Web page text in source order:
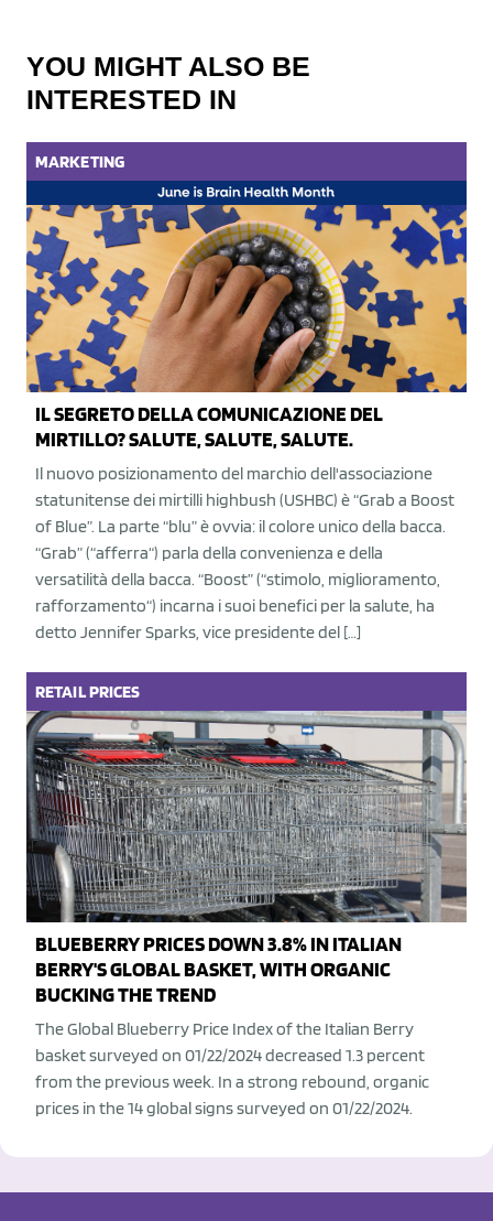
YOU MIGHT ALSO BE
INTERESTED IN
MARKETING
IL SEGRETO DELLA COMUNICAZIONE DEL
MIRTILLO? SALUTE, SALUTE, SALUTE.
Il nuovo posizionamento del marchio dell'associazione
statunitense dei mirtilli highbush (USHBC) è “Grab a Boost
of Blue”. La parte “blu” è ovvia: il colore unico della bacca.
“Grab” (“afferra“) parla della convenienza e della
versatilità della bacca. “Boost” (“stimolo, miglioramento,
rafforzamento“) incarna i suoi benefici per la salute, ha
detto Jennifer Sparks, vice presidente del […]
RETAILPRICES
BLUEBERRY PRICES DOWN 3.8% IN ITALIAN
BERRY'S GLOBAL BASKET, WITH ORGANIC
BUCKING THE TREND
The Global Blueberry Price Index of the Italian Berry
basket surveyed on 01/22/2024 decreased 1.3 percent
from the previous week. In a strong rebound, organic
prices in the 14 global signs surveyed on 01/22/2024.